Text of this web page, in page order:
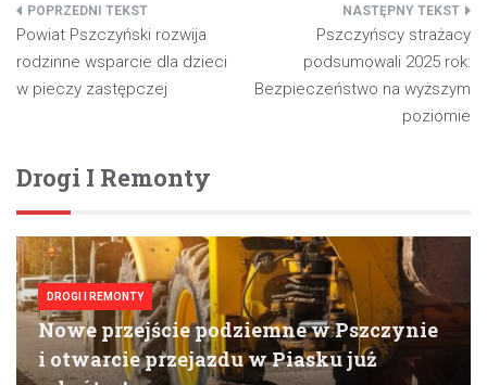
Nawigacja
wpisu
Powiat Pszczyński rozwija
rodzinne wsparcie dla dzieci
w pieczy zastępczej
Pszczyńscy strażacy
podsumowali 2025 rok:
Bezpieczeństwo na wyższym
poziomie
Drogi I Remonty
DROGI I REMONTY
Nowe przejście podziemne w Pszczynie
i otwarcie przejazdu w Piasku już